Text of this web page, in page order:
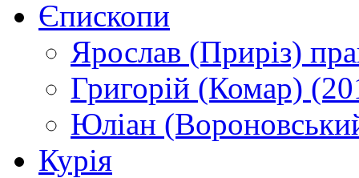
Єпископи
Ярослав (Приріз)
Григорій (Комар)
Юліан
Курія